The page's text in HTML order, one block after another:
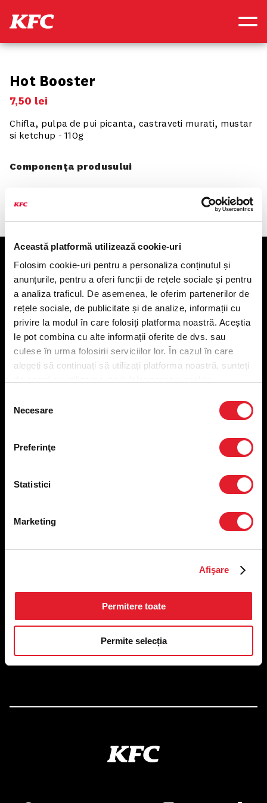
Această platformă utilizează cookie-uri
Folosim cookie-uri pentru a personaliza conținutul și
anunțurile, pentru a oferi funcții de rețele sociale și pentru
a analiza traficul. De asemenea, le oferim partenerilor de
rețele sociale, de publicitate și de analize, informații cu
privire la modul în care folosiți platforma noastră. Aceștia
le pot combina cu alte informații oferite de dvs. sau
culese în urma folosirii serviciilor lor. În cazul în care
alegeți să continuați să utilizați platforma noastră, sunteți
consimțământului
Necesare
Preferinţe
Statistici
Marketing
Afişare
Permitere toate
Permite selecția
Hot Booster
7,50 lei
Chifla, pulpa de pui picanta, castraveti murati, mustar
si ketchup - 110g
Componența produsului
KFC
Meniu livrare
Meniu ridicare
Nutriționale și Alergeni
Abonare Newsletter
Contact
Utile
Politica privind prelucrarea datelor
Preferințe cookies
Adresă sediu: Bucureşti Sectorul 1, Calea Dorobanţilor, Nr.
CAMERA 5, Etaj 2